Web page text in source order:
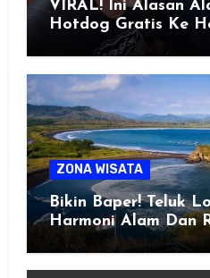
VIRAL! Ini Alasan
Hotdog Gratis Ke
ZONA WISATA
Bikin Baper! Teluk
Harmoni Alam Dan
Selatan Jawa